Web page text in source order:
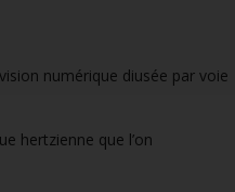
numérique diusée par voie
hertzienne que l’on